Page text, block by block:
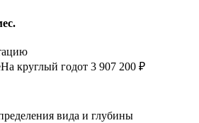
На круглый годот 3 907 200 ₽
вида и глубины